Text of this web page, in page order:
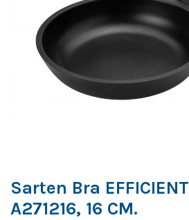
Sarten Bra EFFICIENT
A271216, 16 CM.